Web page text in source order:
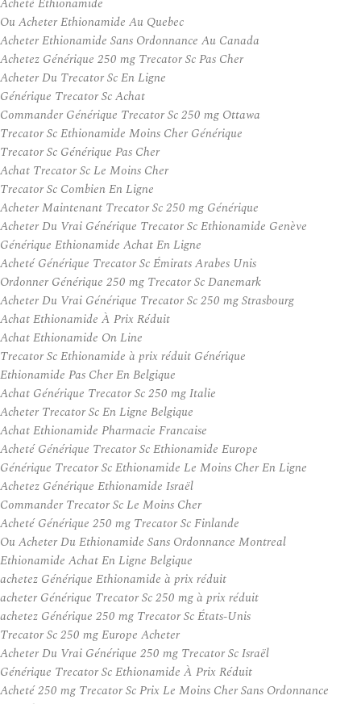
Ou Acheter Ethionamide Au Quebec
Acheter Ethionamide Sans Ordonnance Au Canada
Achetez Générique 250 mg Trecator Sc Pas Cher
Acheter Du Trecator Sc En Ligne
Générique Trecator Sc Achat
Commander Générique Trecator Sc 250 mg Ottawa
Trecator Sc Ethionamide Moins Cher Générique
Trecator Sc Générique Pas Cher
Achat Trecator Sc Le Moins Cher
Trecator Sc Combien En Ligne
Acheter Maintenant Trecator Sc 250 mg Générique
Acheter Du Vrai Générique Trecator Sc Ethionamide Genève
Générique Ethionamide Achat En Ligne
Acheté Générique Trecator Sc Émirats Arabes Unis
Ordonner Générique 250 mg Trecator Sc Danemark
Acheter Du Vrai Générique Trecator Sc 250 mg Strasbourg
Achat Ethionamide À Prix Réduit
Achat Ethionamide On Line
Trecator Sc Ethionamide à prix réduit Générique
Ethionamide Pas Cher En Belgique
Achat Générique Trecator Sc 250 mg Italie
Acheter Trecator Sc En Ligne Belgique
Achat Ethionamide Pharmacie Francaise
Acheté Générique Trecator Sc Ethionamide Europe
Générique Trecator Sc Ethionamide Le Moins Cher En Ligne
Achetez Générique Ethionamide Israël
Commander Trecator Sc Le Moins Cher
Acheté Générique 250 mg Trecator Sc Finlande
Ou Acheter Du Ethionamide Sans Ordonnance Montreal
Ethionamide Achat En Ligne Belgique
achetez Générique Ethionamide à prix réduit
acheter Générique Trecator Sc 250 mg à prix réduit
achetez Générique 250 mg Trecator Sc États-Unis
Trecator Sc 250 mg Europe Acheter
Acheter Du Vrai Générique 250 mg Trecator Sc Israël
Générique Trecator Sc Ethionamide À Prix Réduit
Acheté 250 mg Trecator Sc Prix Le Moins Cher Sans Ordonnance